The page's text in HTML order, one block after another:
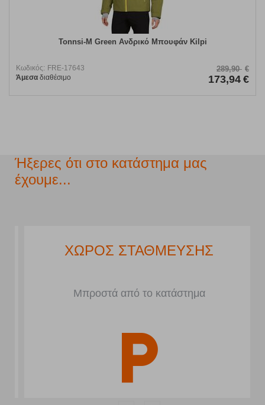
Tonnsi-M Green Ανδρικό Μπουφάν Kilpi
Κωδικός: FRE-17643
Άμεσα διαθέσιμο
289,90 €
173,94 €
Ήξερες ότι στο κατάστημα μας
έχουμε...
ΧΩΡΟΣ ΣΤΑΘΜΕΥΣΗΣ
Μπροστά από το κατάστημα